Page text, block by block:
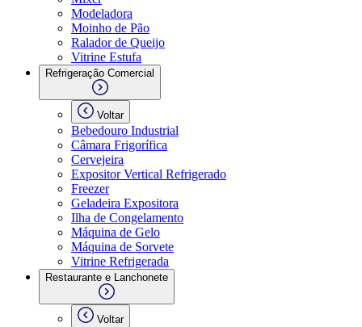
Modeladora
Moinho de Pão
Ralador de Queijo
Vitrine Estufa
Refrigeração Comercial
Voltar
Bebedouro Industrial
Câmara Frigorífica
Cervejeira
Expositor Vertical Refrigerado
Freezer
Geladeira Expositora
Ilha de Congelamento
Máquina de Gelo
Máquina de Sorvete
Vitrine Refrigerada
Restaurante e Lanchonete
Voltar